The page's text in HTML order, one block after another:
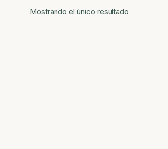
Mostrando el único resultado